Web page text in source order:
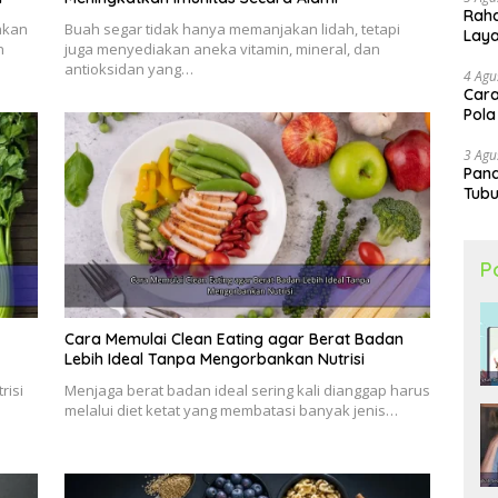
campuran dalam nasi.
Murah Meriah
sehat dan murah meriah
sayuran
madu
teri atau tempe
ayam atau tahu
dan sedikit potongan ayam rebus
ayam suwir
suwir
Buah segar tidak hanya memanjakan lidah, tetapi
juga menyediakan aneka vitamin, mineral, dan
antioksidan yang…
Cara Memulai Clean Eating agar Berat Badan
Lebih Ideal Tanpa Mengorbankan Nutrisi
Menjaga berat badan ideal sering kali dianggap harus
melalui diet ketat yang membatasi banyak jenis…
4
3